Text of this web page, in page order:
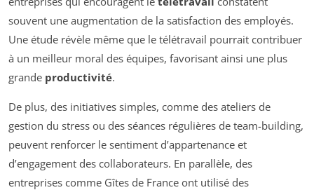
souvent une augmentation de la satisfaction des employés.
Une étude révèle même que le télétravail pourrait contribuer
à un meilleur moral des équipes, favorisant ainsi une plus
grande productivité.
De plus, des initiatives simples, comme des ateliers de
gestion du stress ou des séances régulières de team-building,
peuvent renforcer le sentiment d’appartenance et
d’engagement des collaborateurs. En parallèle, des
entreprises comme Gîtes de France ont utilisé des